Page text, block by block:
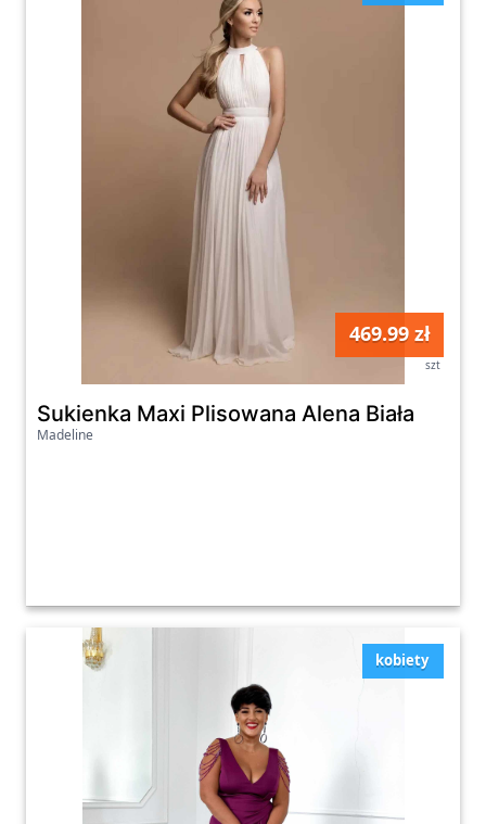
469.99 zł
szt
Sukienka Maxi Plisowana Alena Biała
Madeline
kobiety